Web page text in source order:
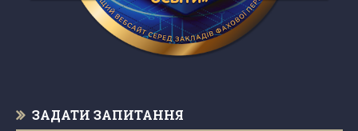
ЗАДАТИ ЗАПИТАННЯ